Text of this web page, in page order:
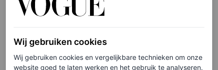
minderwaardig voelde. Ik was heel verlegen omdat de
kinderen er anders uitzagen dan ik, en een vreemde taal
spraken. Om Nederlands te leren bleef ik elke dag twee
uur langer op school, om extra lessen te volgen.
Wij gebruiken cookies
Wij gebruiken cookies en vergelijkbare technieken om onze
website goed te laten werken en het gebruik te analyseren.